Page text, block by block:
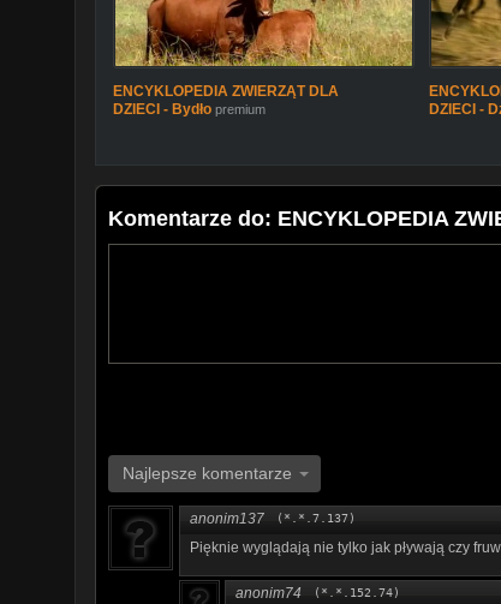
ENCYKLOPEDIA ZWIERZĄT DLA
DZIECI - Bydło premium
DZIECI -
Komentarze do: ENCYKLOPEDIA
Najlepsze komentarze
anonim137 (*.*.7.137)
Pięknie wyglądają nie tylko jak pływają czy
anonim74 (*.*.152.74)